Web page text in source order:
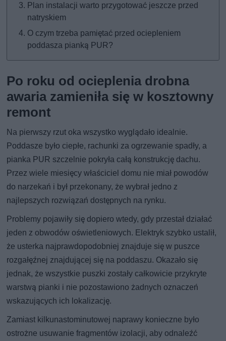
Plan instalacji warto przygotować jeszcze przed
natryskiem
O czym trzeba pamiętać przed ociepleniem
poddasza pianką PUR?
Po roku od ocieplenia drobna
awaria zamieniła się w kosztowny
remont
Na pierwszy rzut oka wszystko wyglądało idealnie.
Poddasze było ciepłe, rachunki za ogrzewanie spadły, a
pianka PUR szczelnie pokryła całą konstrukcję dachu.
Przez wiele miesięcy właściciel domu nie miał powodów
do narzekań i był przekonany, że wybrał jedno z
najlepszych rozwiązań dostępnych na rynku.
Problemy pojawiły się dopiero wtedy, gdy przestał działać
jeden z obwodów oświetleniowych. Elektryk szybko ustalił,
że usterka najprawdopodobniej znajduje się w puszce
rozgałęźnej znajdującej się na poddaszu. Okazało się
jednak, że wszystkie puszki zostały całkowicie przykryte
warstwą pianki i nie pozostawiono żadnych oznaczeń
wskazujących ich lokalizację.
Zamiast kilkunastominutowej naprawy konieczne było
ostrożne usuwanie fragmentów izolacji, aby odnaleźć